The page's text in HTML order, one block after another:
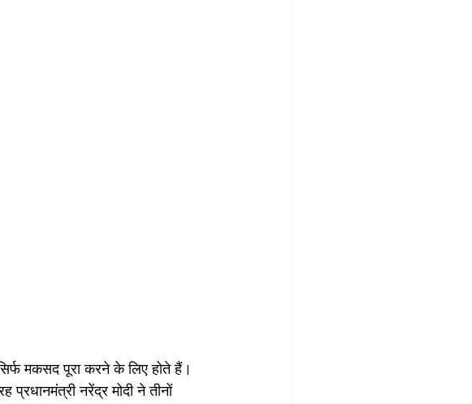
मकसद पूरा करने के लिए होते हैं।
प्रधानमंत्री नरेंद्र मोदी ने तीनों